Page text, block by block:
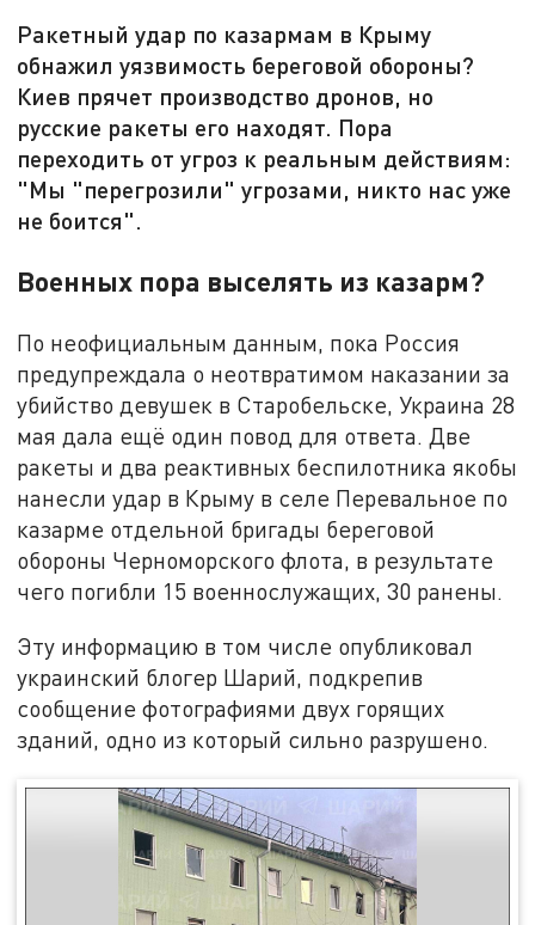
Ракетный удар по казармам в Крыму
обнажил уязвимость береговой обороны?
Киев прячет производство дронов, но
русские ракеты его находят. Пора
переходить от угроз к реальным действиям:
"Мы "перегрозили" угрозами, никто нас уже
не боится".
Военных пора выселять из казарм?
По неофициальным данным, пока Россия
предупреждала о неотвратимом наказании за
убийство девушек в Старобельске, Украина 28
мая дала ещё один повод для ответа. Две
ракеты и два реактивных беспилотника якобы
нанесли удар в Крыму в селе Перевальное по
казарме отдельной бригады береговой
обороны Черноморского флота, в результате
чего погибли 15 военнослужащих, 30 ранены.
Эту информацию в том числе опубликовал
украинский блогер Шарий, подкрепив
сообщение фотографиями двух горящих
зданий, одно из который сильно разрушено.